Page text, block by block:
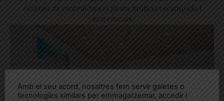
escenes de contenidors regirats, brutícia escampada i
excrements
Amb el seu acord, nosaltres fem servir galetes o
tecnologies similars per emmagatzemar, accedir i